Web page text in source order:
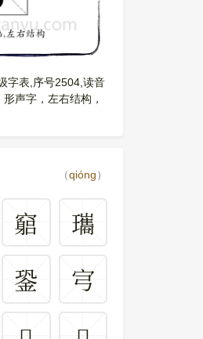
字表,序号2504,读音
声字，左右结构，
（qióng）
竆
瓗
銎
宆